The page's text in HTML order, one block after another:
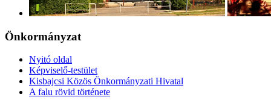
Önkormányzat
Nyitó oldal
Képviselő-testület
Kisbajcsi Közös Önkormányzati Hivatal
A falu rövid története